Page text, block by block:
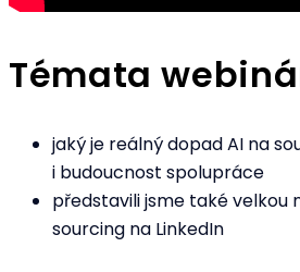
Témata
jaký je reálný dopad AI na
i budoucnost spolupráce
představili jsme také velkou
sourcing na LinkedIn